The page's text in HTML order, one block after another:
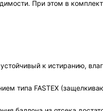
При этом в
к истиранию,
типа FASTEX